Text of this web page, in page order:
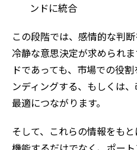
ンドに統合
この段階では、感情的な判
冷静な意思決定が求められ
ドであっても、市場での役
ンディングする、もしくは
最適につながります。
そして、これらの情報をも